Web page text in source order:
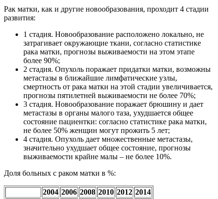
Рак матки, как и другие новообразования, проходит 4 стадии
развития:
1 стадия. Новообразование расположено локально, не
затрагивает окружающие ткани, согласно статистике
рака матки, прогнозы выживаемости на этом этапе
более 90%;
2 стадия. Опухоль поражает придатки матки, возможны
метастазы в ближайшие лимфатические узлы,
смертность от рака матки на этой стадии увеличивается,
прогнозы пятилетней выживаемости не более 70%;
3 стадия. Новообразование поражает брюшину и дает
метастазы в органы малого таза, ухудшается общее
состояние пациентки: согласно статистике рака матки,
не более 50% женщин могут прожить 5 лет;
4 стадия. Опухоль дает множественные метастазы,
значительно ухудшает общее состояние, прогнозы
выживаемости крайне малы – не более 10%.
Доля больных с раком матки в %:
2004 2006 2008 2010 2012 2014